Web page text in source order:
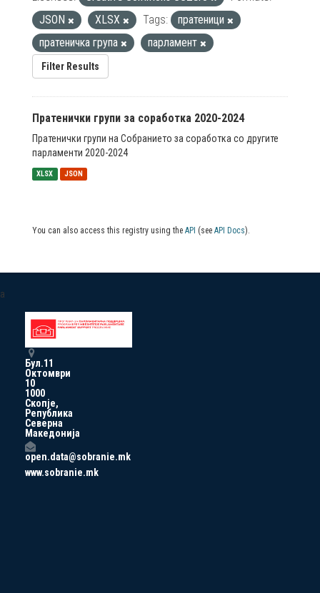
JSON
XLSX Tags:
пратеници
пратеничка група
парламент
Filter Results
Пратенички групи за соработка 2020-2024
Пратенички групи на Собранието за соработка со другите
парламенти 2020-2024
XLSX JSON
You can also access this registry using the API (see API Docs).
a
Бул.11
Октомври
10
1000
Скопје,
Република
Северна
Македонија
open.data@sobranie.mk
www.sobranie.mk